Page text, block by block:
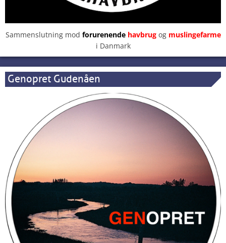
Sammenslutning mod forurenendehavbrugog muslingefarme
i Danmark
Genopret Gudenåen